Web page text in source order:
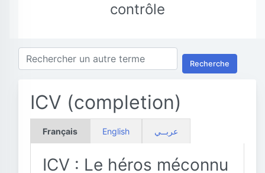
contrôle
Recherche
ICV (completion)
Français English عربــي
ICV : Le héros méconnu